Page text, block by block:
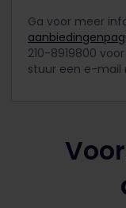
Ga voor meer
210-8919800
stuur een e-mail